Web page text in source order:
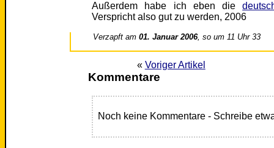
Außerdem habe ich eben die
Verspricht also gut zu werden, 2006
Verzapft am01. Januar 2006, so um 11 Uhr 33
« Voriger Artikel
Kommentare
Noch keine Kommentare - Schreibe